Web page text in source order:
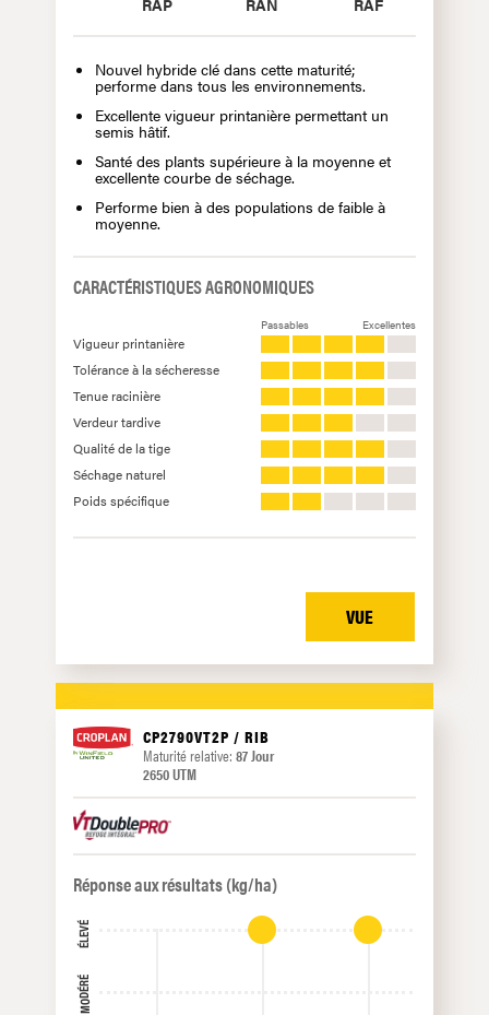
RAP RAN RAF
Nouvel hybride clé dans cette maturité;
performe dans tous les environnements.
Excellente vigueur printanière permettant un
semis hâtif.
Santé des plants supérieure à la moyenne et
excellente courbe de séchage.
Performe bien à des populations de faible à
moyenne.
CARACTÉRISTIQUES AGRONOMIQUES
Passables Excellentes
Vigueur printanière
Tolérance à la sécheresse
Tenue racinière
Verdeur tardive
Qualité de la tige
Séchage naturel
Poids spécifique
VUE
CP2790VT2P / RIB
Maturité relative: 87 Jour
2650 UTM
Réponse aux résultats (kg/ha)
MODÉRÉ
ÉLEVÉ